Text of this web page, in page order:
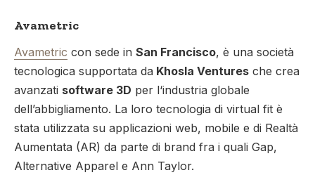
Avametric
Avametric con sede in San Francisco, è una società
tecnologica supportata da Khosla Ventures che crea
avanzati software 3D per l‘industria globale
dell’abbigliamento. La loro tecnologia di virtual fit è
stata utilizzata su applicazioni web, mobile e di Realtà
Aumentata (AR) da parte di brand fra i quali Gap,
Alternative Apparel e Ann Taylor.